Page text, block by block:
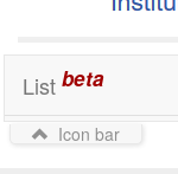
List beta
Icon bar